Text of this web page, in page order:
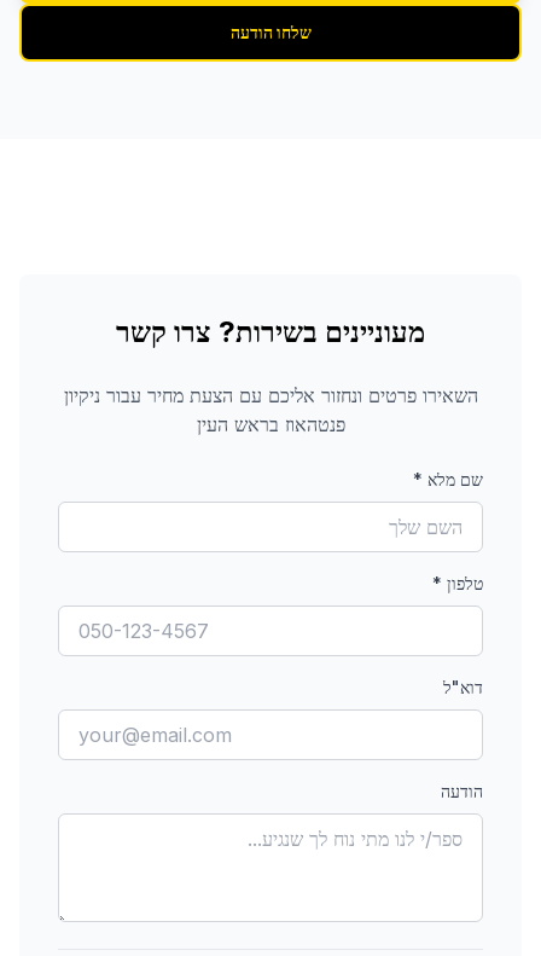
שלחו הודעה
מעוניינים בשירות? צרו קשר
השאירו פרטים ונחזור אליכם עם הצעת מחיר עבור ניקיון
פנטהאוז בראש העין
שם מלא *
טלפון *
דוא"ל
הודעה